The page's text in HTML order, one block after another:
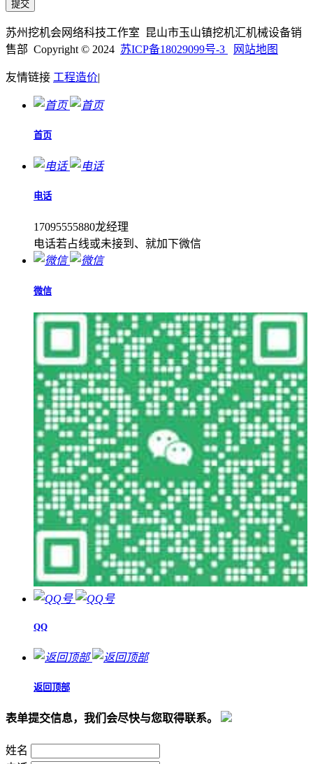
苏州挖机会网络科技工作室 昆山市玉山镇挖机汇机械设备销
售部 Copyright © 2024 苏ICP备18029099号-3 网站地图
友情链接 工程造价|
首页
电话
17095555880龙经理
电话若占线或未接到、就加下微信
微信
QQ
返回顶部
表单提交信息，我们会尽快与您取得联系。
姓名